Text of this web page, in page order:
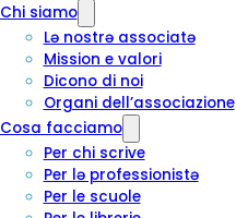
Chi siamo
Lə nostrə associatə
Mission e valori
Dicono di noi
Organi dell’associazione
Cosa facciamo
Per chi scrive
Per lə professionistə
Per le scuole